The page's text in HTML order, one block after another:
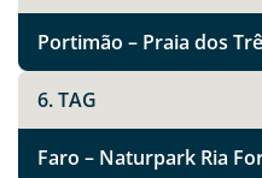
Portimão – Praia dos
6. TAG
Faro – Naturpark Ria